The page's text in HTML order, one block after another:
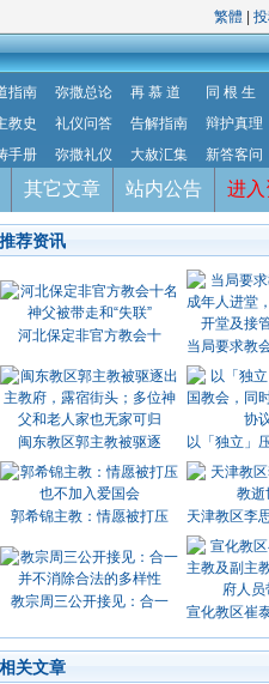
繁體
指南 弥撒总论 再 慕 道 同 根 生
教史 礼仪问答 告解指南 辩护真理
手册 弥撒礼仪 大赦汇集 新答客问
其它文章 站内公告 进
推荐资讯
河北保定非官方教会十
当局要求教
闽东教区郭主教被驱逐 以「独立」
郭希锦主教：情愿被打压 天津教区李
教宗周三公开接见：合一
宣化教区崔
相关文章